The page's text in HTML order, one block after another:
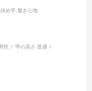
め手:履き心地
性 甲の高さ:普通